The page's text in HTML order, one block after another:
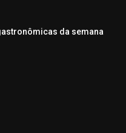
da semana